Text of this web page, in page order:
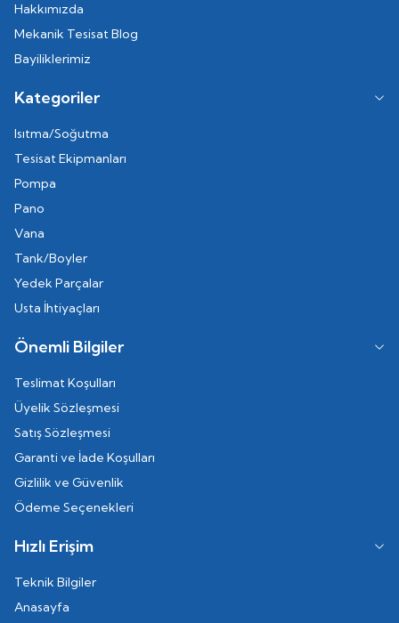
Hakkımızda
Mekanik Tesisat Blog
Bayiliklerimiz
Kategoriler
Isıtma/Soğutma
Tesisat Ekipmanları
Pompa
Pano
Vana
Tank/Boyler
Yedek Parçalar
Usta İhtiyaçları
Önemli Bilgiler
Teslimat Koşulları
Üyelik Sözleşmesi
Satış Sözleşmesi
Garanti ve İade Koşulları
Gizlilik ve Güvenlik
Ödeme Seçenekleri
Hızlı Erişim
Teknik Bilgiler
Anasayfa